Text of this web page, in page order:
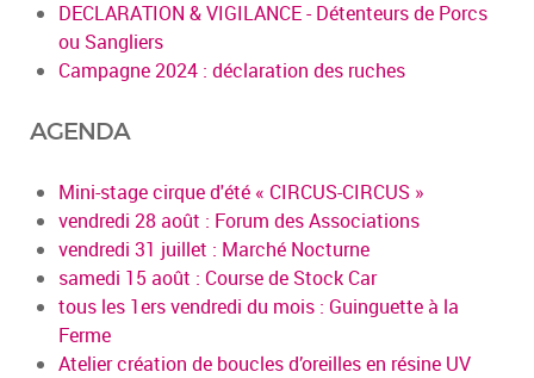
DECLARATION & VIGILANCE - Détenteurs de Porcs
ou Sangliers
Campagne 2024 : déclaration des ruches
AGENDA
Mini-stage cirque d'été « CIRCUS-CIRCUS »
vendredi 28 août : Forum des Associations
vendredi 31 juillet : Marché Nocturne
samedi 15 août : Course de Stock Car
tous les 1ers vendredi du mois : Guinguette à la
Ferme
Atelier création de boucles d’oreilles en résine UV